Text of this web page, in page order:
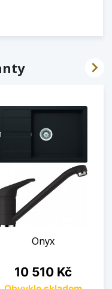
Onyx
Cena
10 510 Kč
